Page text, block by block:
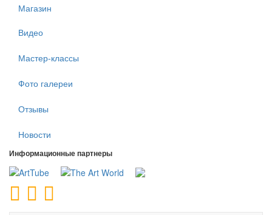
Магазин
Видео
Мастер-классы
Фото галереи
Отзывы
Новости
Информационные партнеры